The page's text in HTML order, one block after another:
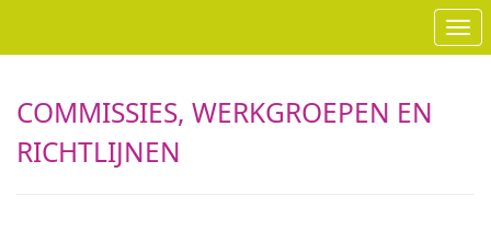
COMMISSIES, WERKGROEPEN EN
RICHTLIJNEN